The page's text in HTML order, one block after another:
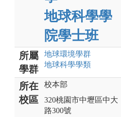
地球科學學
院學士班
所屬
學群
地球環境學群
地球科學學類
所在
校區
校本部
320桃園市中壢區中大
路300號